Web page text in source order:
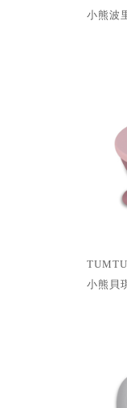
小熊波
小熊貝